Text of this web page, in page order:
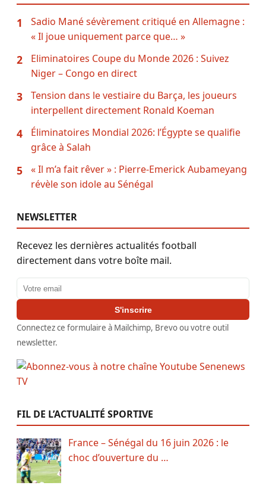
1
Sadio Mané sévèrement critiqué en Allemagne :
« Il joue uniquement parce que… »
2
Eliminatoires Coupe du Monde 2026 : Suivez
Niger – Congo en direct
3
Tension dans le vestiaire du Barça, les joueurs
interpellent directement Ronald Koeman
4
Éliminatoires Mondial 2026: l’Égypte se qualifie
grâce à Salah
5
« Il m’a fait rêver » : Pierre-Emerick Aubameyang
révèle son idole au Sénégal
NEWSLETTER
Recevez les dernières actualités football
directement dans votre boîte mail.
Adresse email
S'inscrire
Connectez ce formulaire à Mailchimp, Brevo ou votre outil
newsletter.
FIL DE L’ACTUALITÉ SPORTIVE
France – Sénégal du 16 juin 2026 : le
choc d’ouverture du …